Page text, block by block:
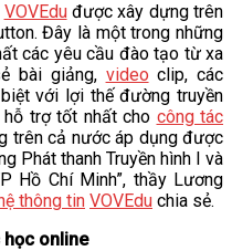
VOVEduđược xây dựng trên
Đây là một trong những
các yêu cầu đào tạo từ xa
bài giảng, video clip, các
với lợi thế đường truyền
trợ tốt nhất cho công tác
trên cả nước áp dụng được
Phát thanh Truyền hình I và
Hồ Chí Minh”, thầy Lương
thông tin VOVEdu chia sẻ.
học online